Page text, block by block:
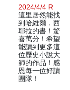
2024/4/4 R
這里居然能找
到哈維爾．西
耶拉的書！驚
喜萬分！希望
能讀到更多這
位歷史小說大
師的作品！感
恩每一位好讀
團隊！